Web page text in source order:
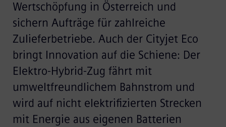
Wertschöpfung in Österreich und
sichern Aufträge für zahlreiche
Zulieferbetriebe. Auch der Cityjet Eco
bringt Innovation auf die Schiene: Der
Elektro-Hybrid-Zug fährt mit
umweltfreundlichem Bahnstrom und
wird auf nicht elektrifizierten Strecken
mit Energie aus eigenen Batterien